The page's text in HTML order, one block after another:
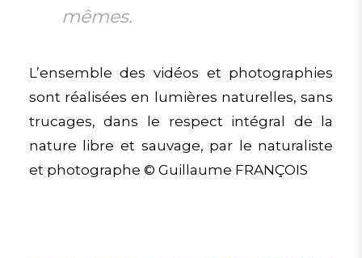
mêmes.
L’ensemble des vidéos et photographies
sont réalisées en lumières naturelles, sans
trucages, dans le respect intégral de la
nature libre et sauvage, par le naturaliste
et photographe © Guillaume FRANÇOIS